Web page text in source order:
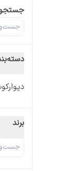
جستجو
برند